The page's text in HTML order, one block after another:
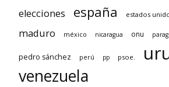
elecciones españa estados
maduro méxico nicaragua onu
pedro sánchez perú pp psoe.
venezuela